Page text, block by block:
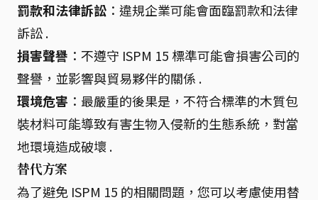
罰款和法律訴訟 ：違規企業可能會面臨罰款和法律
訴訟 .
損害聲譽 ：不遵守 ISPM 15 標準可能會損害公司的
聲譽，並影響與貿易夥伴的關係 .
環境危害 ：最嚴重的後果是，不符合標準的木質包
裝材料可能導致有害生物入侵新的生態系統，對當
地環境造成破壞 .
替代方案
為了避免 ISPM 15 的相關問題，您可以考慮使用替